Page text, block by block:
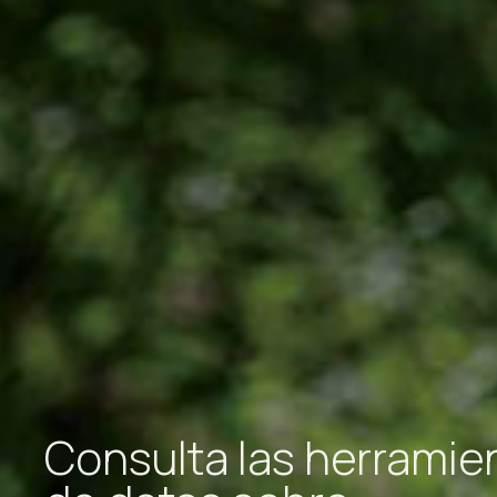
Consulta las